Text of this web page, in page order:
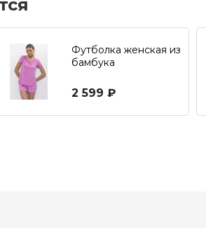
Футболка женская из
бамбука
2 599 ₽